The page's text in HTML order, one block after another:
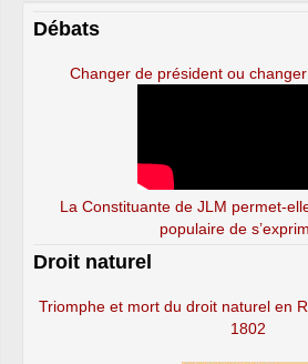
Débats
Changer de président ou
La Constituante de JLM permet-
populaire de
Droit naturel
Triomphe et mort du droit naturel en
1802